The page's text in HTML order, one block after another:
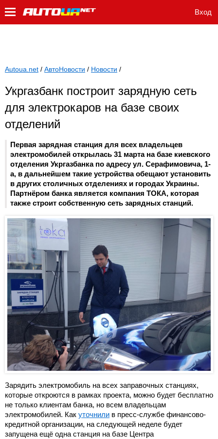
Вход
Autoua.net / АвтоНовости / Новости /
Укргазбанк построит зарядную сеть
для электрокаров на базе своих
отделений
Первая зарядная станция для всех владельцев
электромобилей открылась 31 марта на базе киевского
отделения Укргазбанка по адресу ул. Серафимовича, 1-
а, в дальнейшем такие устройства обещают установить
в других столичных отделениях и городах Украины.
Партнёром банка является компания ТОКА, которая
также строит собственную сеть зарядных станций.
Зарядить электромобиль на всех заправочных станциях,
которые откроются в рамках проекта, можно будет бесплатно
не только клиентам банка, но всем владельцам
электромобилей. Как уточнили в пресс-службе финансово-
кредитной организации, на следующей неделе будет
запущена ещё одна станция на базе Центра